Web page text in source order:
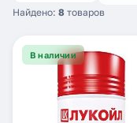
Найдено: 8 товаров
В наличии